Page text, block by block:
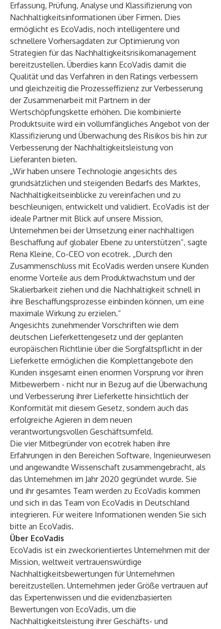
Erfassung, Prüfung, Analyse und Klassifizierung von
Nachhaltigkeitsinformationen über Firmen. Dies
ermöglicht es EcoVadis, noch intelligentere und
schnellere Vorhersagdaten zur Optimierung von
Strategien für das Nachhaltigkeitsrisikomanagement
bereitzustellen. Überdies kann EcoVadis damit die
Qualität und das Verfahren in den Ratings verbessern
und gleichzeitig die Prozesseffizienz zur Verbesserung
der Zusammenarbeit mit Partnern in der
Wertschöpfungskette erhöhen. Die kombinierte
Produktsuite wird ein vollumfängliches Angebot von der
Klassifizierung und Überwachung des Risikos bis hin zur
Verbesserung der Nachhaltigkeitsleistung von
Lieferanten bieten.
„Wir haben unsere Technologie angesichts des
grundsätzlichen und steigenden Bedarfs des Marktes,
Nachhaltigkeitseinblicke zu vereinfachen und zu
beschleunigen, entwickelt und validiert. EcoVadis ist der
ideale Partner mit Blick auf unsere Mission,
Unternehmen bei der Umsetzung einer nachhaltigen
Beschaffung auf globaler Ebene zu unterstützen“, sagte
Rena Kleine, Co-CEO von ecotrek. „Durch den
Zusammenschluss mit EcoVadis werden unsere Kunden
enorme Vorteile aus dem Produktwachstum und der
Skalierbarkeit ziehen und die Nachhaltigkeit schnell in
ihre Beschaffungsprozesse einbinden können, um eine
maximale Wirkung zu erzielen.“
Angesichts zunehmender Vorschriften wie dem
deutschen Lieferkettengesetz und der geplanten
europäischen Richtlinie über die Sorgfaltspflicht in der
Lieferkette ermöglichen die Komplettangebote den
Kunden insgesamt einen enormen Vorsprung vor ihren
Mitbewerbern - nicht nur in Bezug auf die Überwachung
und Verbesserung ihrer Lieferkette hinsichtlich der
Konformität mit diesem Gesetz, sondern auch das
erfolgreiche Agieren in dem neuen
verantwortungsvollen Geschäftsumfeld.
Die vier Mitbegründer von ecotrek haben ihre
Erfahrungen in den Bereichen Software, Ingenieurwesen
und angewandte Wissenschaft zusammengebracht, als
das Unternehmen im Jahr 2020 gegründet wurde. Sie
und ihr gesamtes Team werden zu EcoVadis kommen
und sich in das Team von EcoVadis in Deutschland
integrieren. Für weitere Informationen wenden Sie sich
bitte an EcoVadis.
Über EcoVadis
EcoVadis ist ein zweckorientiertes Unternehmen mit der
Mission, weltweit vertrauenswürdige
Nachhaltigkeitsbewertungen für Unternehmen
bereitzustellen. Unternehmen jeder Größe vertrauen auf
das Expertenwissen und die evidenzbasierten
Bewertungen von EcoVadis, um die
Nachhaltigkeitsleistung ihrer Geschäfts- und